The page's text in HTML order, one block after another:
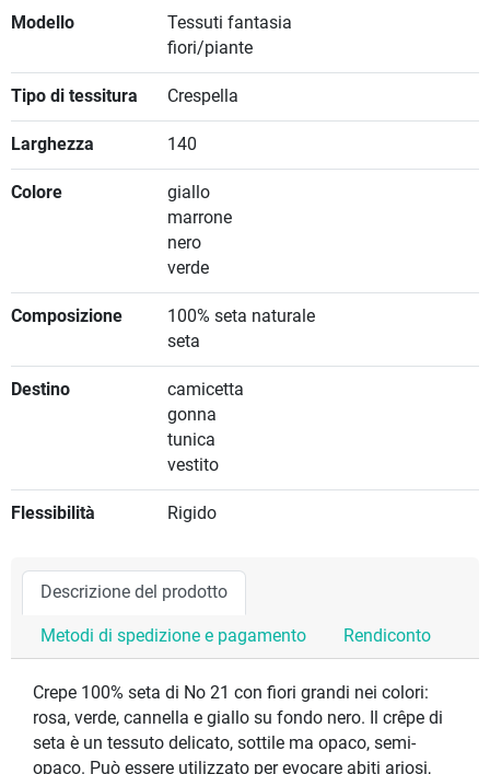
Modello
Tessuti fantasia
fiori/piante
Tipo di tessitura Crespella
Larghezza 140
Colore
giallo
marrone
nero
verde
Composizione
100% seta naturale
seta
Destino
camicetta
gonna
tunica
vestito
Flessibilità Rigido
Descrizione del prodotto
Metodi di spedizione e pagamento Rendiconto
Crepe 100% seta di No 21 con fiori grandi nei colori:
rosa, verde, cannella e giallo su fondo nero. Il crêpe di
seta è un tessuto delicato, sottile ma opaco, semi-
opaco. Può essere utilizzato per evocare abiti ariosi,